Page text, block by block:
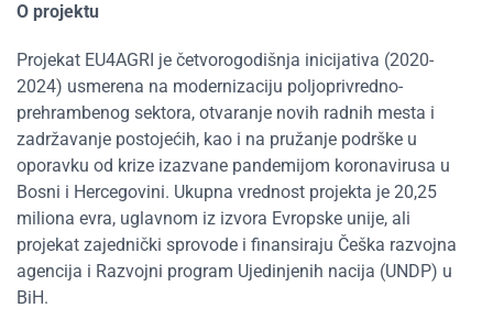
O projektu
Projekat EU4AGRI je četvorogodišnja inicijativa (2020-
2024) usmerena na modernizaciju poljoprivredno-
prehrambenog sektora, otvaranje novih radnih mesta i
zadržavanje postojećih, kao i na pružanje podrške u
oporavku od krize izazvane pandemijom koronavirusa u
Bosni i Hercegovini. Ukupna vrednost projekta je 20,25
miliona evra, uglavnom iz izvora Evropske unije, ali
projekat zajednički sprovode i finansiraju Češka razvojna
agencija i Razvojni program Ujedinjenih nacija (UNDP) u
BiH.